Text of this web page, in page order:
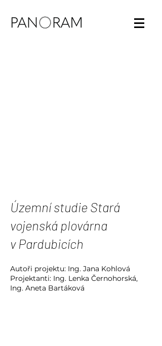
Územní studie Stará
vojenská plovárna
v Pardubicích
Autoři projektu: Ing. Jana Kohlová
Projektanti: Ing. Lenka Černohorská,
Ing. Aneta Bartáková